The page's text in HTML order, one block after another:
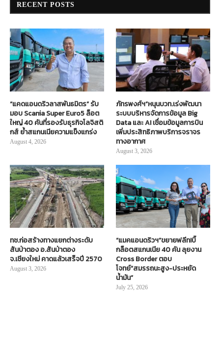
RECENT POSTS
“แคดแอนดริวลาสพันธมิตร” รับ
มอบ Scania Super Euro5 ล็อต
ใหญ่ 40 คันที่รองรับธุรกิจโลจิสติ
กส์ ย้ำสแกนเนียความแข็งแกร่ง
August 4, 2026
ภัทรพงศ์ฯ”หนุนบวท.เร่งพัฒนา
ระบบบริหารจัดการข้อมูล Big
Data และ AI เชื่อมข้อมูลการบิน
เพิ่มประสิทธิภาพบริการจราจร
ทางอากาศ
August 3, 2026
ทช.ก่อสร้างทางแยกต่างระดับ
สันป่าตอง อ.สันป่าตอง
จ.เชียงใหม่ คาดแล้วเสร็จปี 2570
August 3, 2026
“แมคแอนดริวฯ”ขยายฟลีท!บิ๊
กล็อตสแกนเนีย 40 คัน ลุยงาน
Cross Border ตอบ
โจทย์“สมรรถนะสูง-ประหยัด
น้ำมัน”
July 25, 2026